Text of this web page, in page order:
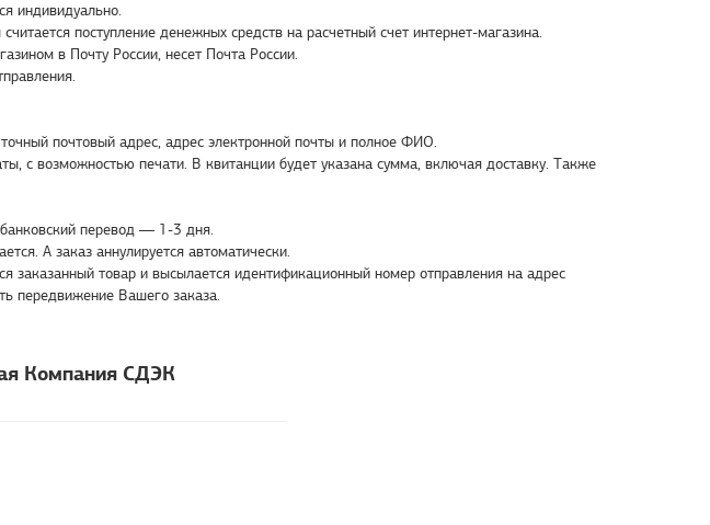
индивидуально.
поступление денежных средств на расчетный счет интернет-магазина.
в Почту России, несет Почта России.
почтовый адрес, адрес электронной почты и полное ФИО.
с возможностью печати. В квитанции будет указана сумма, включая доставку. Также
перевод — 1-3 дня.
А заказ аннулируется автоматически.
заказанный товар и высылается идентификационный номер отправления на адрес
передвижение Вашего заказа.
Компания СДЭК